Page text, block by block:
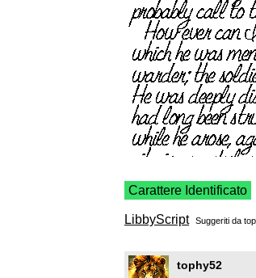
Carattere Identificato
LibbyScript Suggeriti da
tophy52